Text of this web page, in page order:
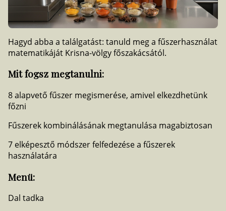
Hagyd abba a találgatást: tanuld meg a fűszerhasználat
matematikáját Krisna-völgy főszakácsától.
Mit fogsz megtanulni:
8 alapvető fűszer megismerése, amivel elkezdhetünk
főzni
Fűszerek kombinálásának megtanulása magabiztosan
7 elképesztő módszer felfedezése a fűszerek
használatára
Menü:
Dal tadka